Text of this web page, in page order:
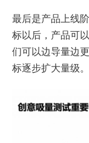
最后是产品上线
标以后，产品可
们可以边导量边
标逐步扩大量级。